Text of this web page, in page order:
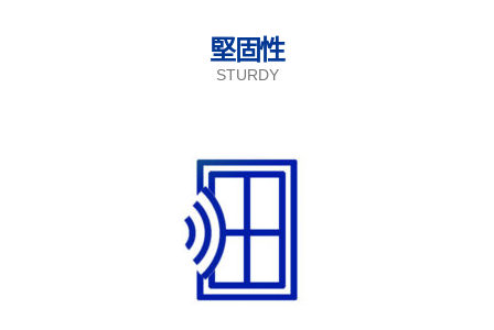
堅固性
STURDY